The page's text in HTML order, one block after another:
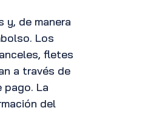
y, de manera
Los
fletes
a través de
pago. La
del